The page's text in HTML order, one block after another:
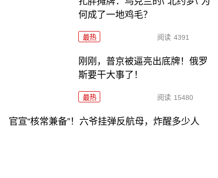
何成了一地鸡毛？
最热 阅读 4391
刚刚，普京被逼亮出底牌！俄罗
斯要干大事了！
最热 阅读 15480
官宣“核常兼备”！六爷挂弹反航母，炸醒多少人